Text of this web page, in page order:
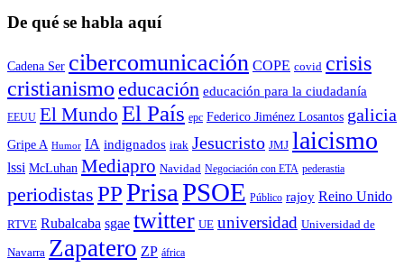
De qué se habla aquí
Cadena Ser cibercomunicación COPE covid crisis
cristianismo educación educación para la ciudadaní­a
EEUU El Mundo El País epc Federico Jiménez Losantos galicia
Gripe A Humor IA indignados irak Jesucristo JMJ laicismo
lssi McLuhan Mediapro Navidad Negociación con ETA pederastia
periodistas PPPrisaPSOE Público rajoy Reino Unido
RTVE Rubalcaba sgae twitter UE universidad Universidad de
Navarra Zapatero ZP áfrica